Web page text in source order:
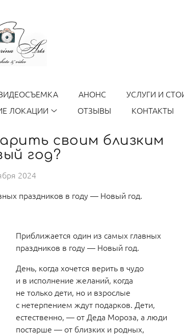
АНОНС
УСЛУГИ И
ЛОКАЦИИ
ОТЗЫВЫ КОНТАКТЫ
своим близким
год?
2024
праздников в году — Новый год.
Приближается один из самых главных
праздников в году — Новый год.
День, когда хочется верить в чудо
и в исполнение желаний, когда
не только дети, но и взрослые
с нетерпением ждут подарков. Дети,
естественно, — от Деда Мороза, а люди
постарше — от близких и родных,